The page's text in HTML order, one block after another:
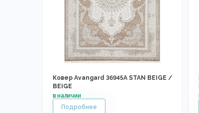
Ковер Avangard 36945A STAN BEIGE /
BEIGE